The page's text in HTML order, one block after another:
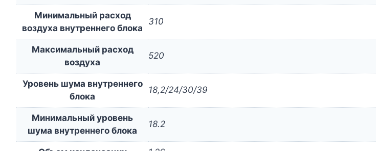
Минимальный расход
воздуха внутреннего блока
310
Максимальный расход
воздуха
520
Уровень шума внутреннего
блока
18,2/24/30/39
Минимальный уровень
шума внутреннего блока
18.2